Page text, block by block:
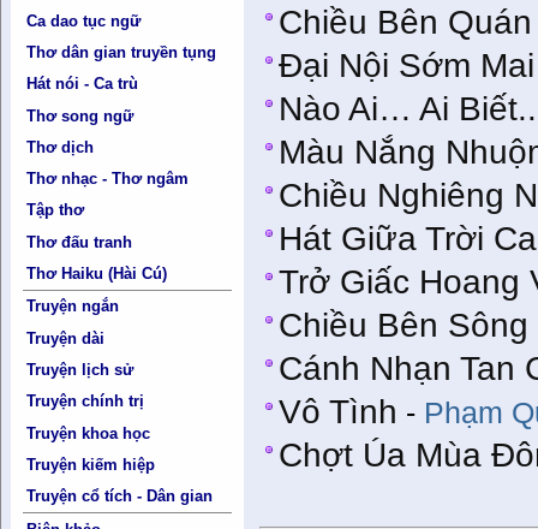
Ca dao tục ngữ
Thơ dân gian truyền tụng
Hát nói - Ca trù
Thơ song ngữ
Thơ dịch
Thơ nhạc - Thơ ngâm
Tập thơ
Thơ đấu tranh
Thơ Haiku (Hài Cú)
Truyện ngắn
Truyện dài
Truyện lịch sử
Truyện chính trị
Truyện khoa học
Truyện kiếm hiệp
Truyện cổ tích - Dân gian
Chiều Bên
Đại Nội Sớm Mai
Nào Ai… Ai
Màu Nắng
Chiều Nghiêng
Hát Giữa Trời
Trở Giấc Hoang
Chiều Bên
Cánh Nhạn Tan
Vô Tình - Phạm
Chợt Úa Mùa